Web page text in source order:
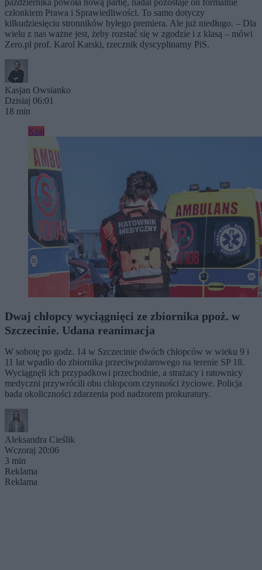
członkiem Prawa i Sprawiedliwości. To samo dotyczy
kilkudziesięciu stronników byłego premiera. Ale już niedługo. – Dla
wielu z nas ważne jest, żeby rozstać się w zgodzie i z klasą – mówi
Zero.pl prof. Karol Karski, rzecznik dyscyplinarny PiS.
Kasjan Owsianko
Dzisiaj 06:01
18 min
Kraj
Dwaj chłopcy wyciągnięci ze zbiornika ppoż. w
Szczecinie. Udana reanimacja
W sobotę po godz. 14 w Szczecinie dwóch chłopców w wieku 9 i
11 lat wpadło do zbiornika przeciwpożarowego na terenie SP 18.
Wyciągnęli ich przypadkowi przechodnie, a strażacy i ratownicy
medyczni przywrócili obu chłopcom czynności życiowe. Policja
bada okoliczności zdarzenia pod nadzorem prokuratury.
Aleksandra Cieślik
Wczoraj 20:06
3 min
Reklama
Reklama